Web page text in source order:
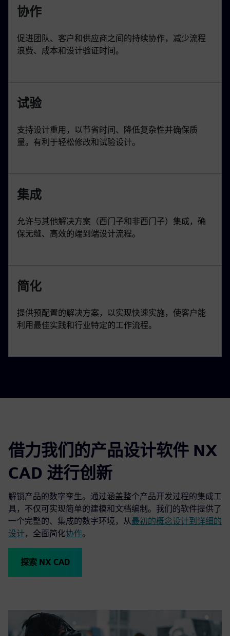
协作
促进团队、客户和供应商之间的持续协作，减少流程
浪费、成本和设计验证时间。
试验
支持设计重用，以节省时间、降低复杂性并确保质
量。有利于轻松修改和试验设计。
集成
允许与其他解决方案（西门子和非西门子）集成，确
保无缝、高效的端到端设计流程。
简化
提供预配置的解决方案，以实现快速实施，使客户能
利用最佳实践和行业特定的工作流程。
借力我们的产品设计软件 NX
CAD 进行创新
解锁产品的数字孪生。通过涵盖整个产品开发过程的集成工
具，不仅可实现简单的建模和文档编制。我们的软件提供了
一个完整的、集成的数字环境，从最初的概念设计到详细的
设计，全面简化协作。
探索 NX CAD